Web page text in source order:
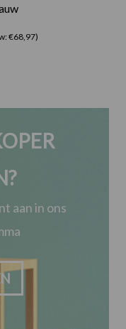
€68,97)
aan in ons